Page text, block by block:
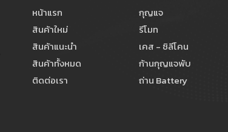
หน้าแรก
สินค้าใหม่
สินค้าแนะนำ
สินค้าทั้งหมด
ติดต่อเรา
กุญแจ
รีโมท
เคส - ซิลีโคน
ก้านกุญแจพับ
ถ่าน Battery